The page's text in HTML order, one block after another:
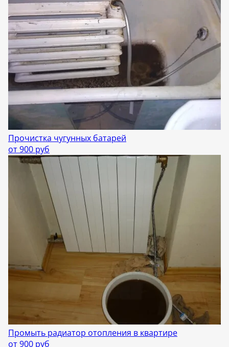
Прочистка чугунных батарей
от 900 руб
Промыть радиатор отопления в квартире
от 900 руб